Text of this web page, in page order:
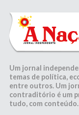
Um jornal
temas de política,
entre outros. Um
contraditório é um
tudo, com conteúdo.